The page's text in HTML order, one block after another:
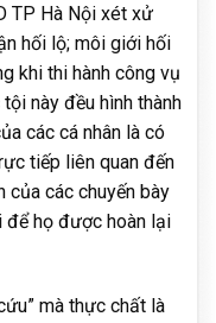
TP Hà Nội xét xử
hối lộ; môi giới hối
khi thi hành công vụ
này đều hình thành
các cá nhân là có
tiếp liên quan đến
của các chuyến bày
để họ được hoàn lại
mà thực chất là